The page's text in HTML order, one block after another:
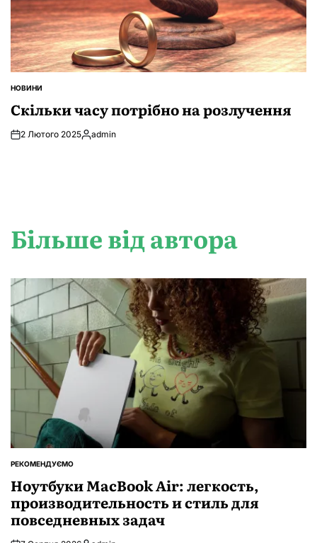
ОПУБЛІКУВАТИ
НОВИНИ
Скільки часу потрібно на розлучення
2 Лютого 2025Опубліковано
admin
Більше від автора
ОПУБЛІКУВАТИ
РЕКОМЕНДУЄМО
Ноутбуки MacBook Air: легкость,
производительность и стиль для
повседневных задач